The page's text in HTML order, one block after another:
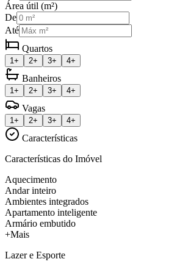
Área útil (m²)
De
Até
Quartos
1+ 2+ 3+ 4+
Banheiros
1+ 2+ 3+ 4+
Vagas
1+ 2+ 3+ 4+
Características
Características do Imóvel
Aquecimento
Andar inteiro
Ambientes integrados
Apartamento inteligente
Armário embutido
+Mais
Lazer e Esporte